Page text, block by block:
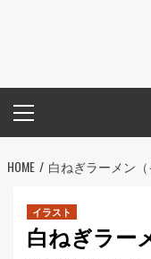
イ
ン
メ
HOME 白ねぎラーメン（
イラスト
白ねぎラー